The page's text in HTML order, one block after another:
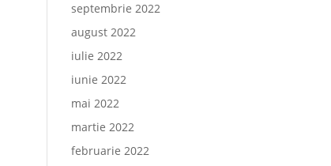
septembrie 2022
august 2022
iulie 2022
iunie 2022
mai 2022
martie 2022
februarie 2022